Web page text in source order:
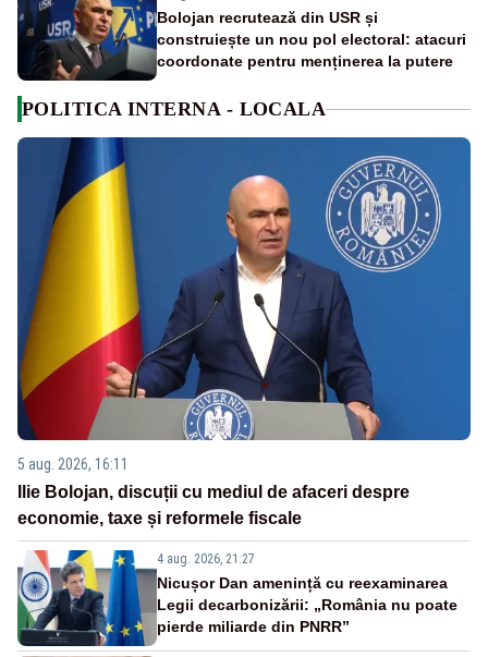
Bolojan recrutează din USR și
construiește un nou pol electoral: atacuri
coordonate pentru menținerea la putere
POLITICA INTERNA - LOCALA
5 aug. 2026, 16:11
Ilie Bolojan, discuții cu mediul de afaceri despre
economie, taxe și reformele fiscale
4 aug. 2026, 21:27
Nicușor Dan amenință cu reexaminarea
Legii decarbonizării: „România nu poate
pierde miliarde din PNRR”